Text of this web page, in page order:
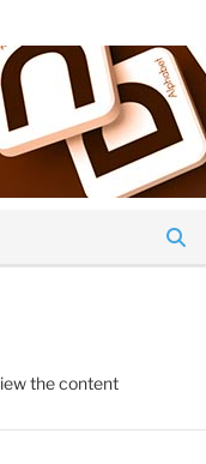
the content